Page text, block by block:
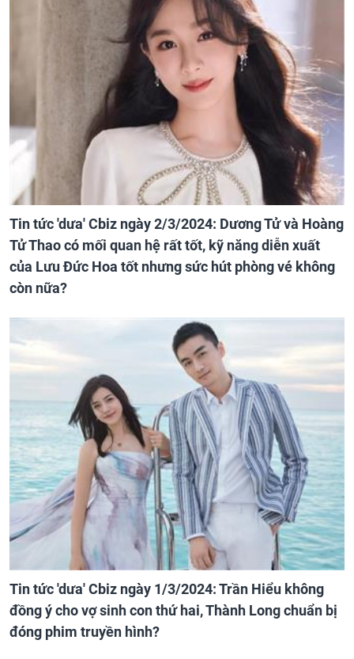
Tin tức 'dưa' Cbiz ngày 2/3/2024: Dương Tử và Hoàng
Tử Thao có mối quan hệ rất tốt, kỹ năng diễn xuất
của Lưu Đức Hoa tốt nhưng sức hút phòng vé không
còn nữa?
Tin tức 'dưa' Cbiz ngày 1/3/2024: Trần Hiểu không
đồng ý cho vợ sinh con thứ hai, Thành Long chuẩn bị
đóng phim truyền hình?